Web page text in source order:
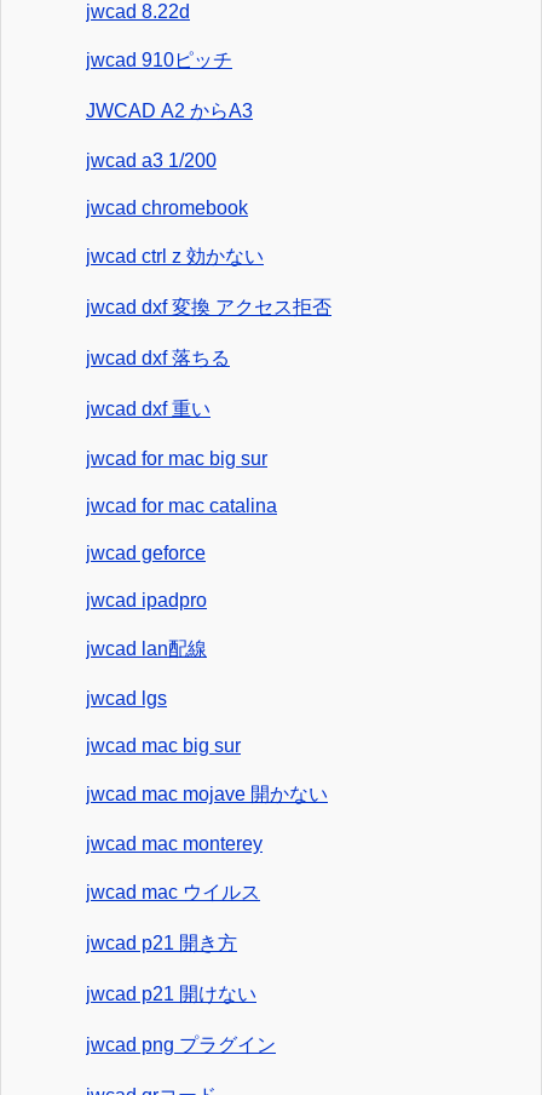
jwcad 8.22d
jwcad 910ピッチ
JWCAD A2 からA3
jwcad a3 1/200
jwcad chromebook
jwcad ctrl z 効かない
jwcad dxf 変換 アクセス拒否
jwcad dxf 落ちる
jwcad dxf 重い
jwcad for mac big sur
jwcad for mac catalina
jwcad geforce
jwcad ipadpro
jwcad lan配線
jwcad lgs
jwcad mac big sur
jwcad mac mojave 開かない
jwcad mac monterey
jwcad mac ウイルス
jwcad p21 開き方
jwcad p21 開けない
jwcad png プラグイン